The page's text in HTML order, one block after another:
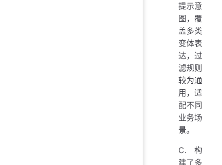
提示意
图，覆
盖多类
变体表
达，过
滤规则
较为通
用，适
配不同
业务场
景。
C. 构
建了多